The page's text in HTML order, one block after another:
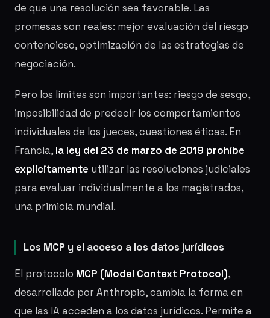
de que una resolución sea favorable. Las
promesas son reales: mejor evaluación del riesgo
contencioso, optimización de las estrategias de
negociación.
Pero los límites son importantes: riesgo de sesgo,
imposibilidad de predecir los comportamientos
individuales de los jueces, cuestiones éticas. En
Francia, la ley del 23 de marzo de 2019 prohíbe
explícitamente utilizar las resoluciones judiciales
para evaluar individualmente a los magistrados,
una primicia mundial.
Los MCP y el acceso a los datos jurídicos
El protocolo MCP (Model Context Protocol),
desarrollado por Anthropic, cambia la forma en
que las IA acceden a los datos jurídicos. Permite a